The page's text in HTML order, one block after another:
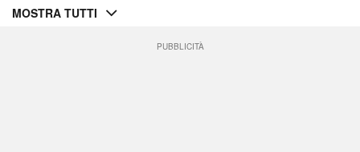
MOSTRA TUTTI
PUBBLICITÀ